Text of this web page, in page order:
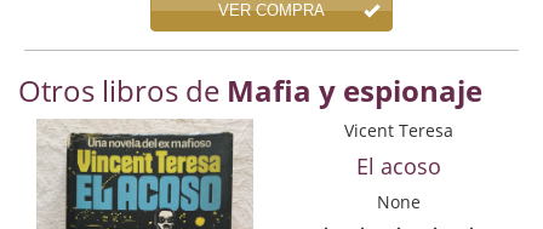
Divulgación científica
DVD
Economía
VER COMPRA
Otros libros de Mafia y espionaje
Vicent Teresa
El acoso
None